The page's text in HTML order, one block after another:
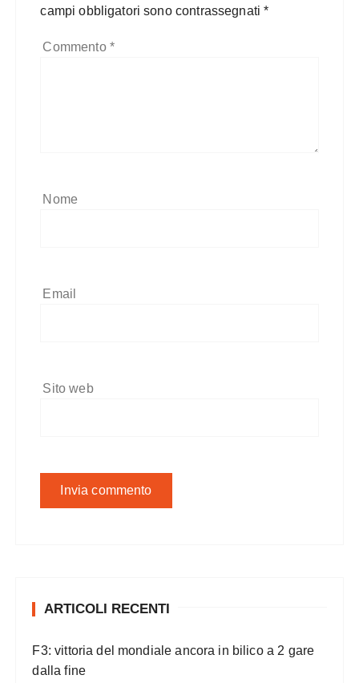
campi obbligatori sono contrassegnati*
Commento *
Nome
Email
Sito web
ARTICOLI RECENTI
F3: vittoria del mondiale ancora in bilico a 2 gare
dalla fine